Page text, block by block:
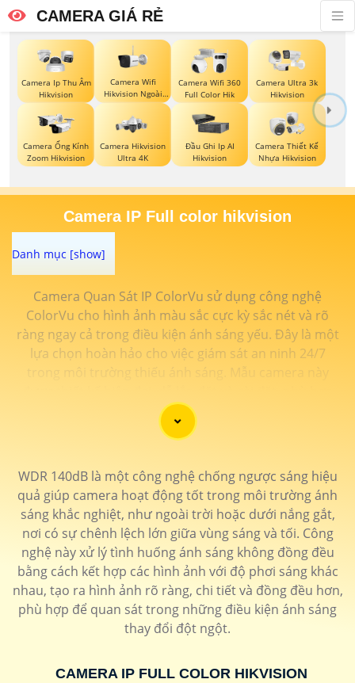
CAMERA GIÁ RẺ
Camera Ip Thu Âm
Hikvision
Camera Wifi
Hikvision Ngoài
Trời
Camera Wifi 360
Full Color Hik
Camera Ultra 3k
Hikvision
Camera Ống Kính
Zoom Hikvision
Camera Hikvision
Ultra 4K
Đầu Ghi Ip AI
Hikvision
Camera Thiết Kế
Nhựa Hikvision
Camera IP Full color hikvision
Camera Quan Sát IP ColorVu sử dụng công nghệ
ColorVu cho hình ảnh màu sắc cực kỳ sắc nét và rõ
ràng ngay cả trong điều kiện ánh sáng yếu. Đây là một
lựa chọn hoàn hảo cho việc giám sát an ninh 24/7
trong môi trường thiếu ánh sáng. Mẫu camera này
với nhiều không gian như văn phòng, cửa hàng, gia
đình, hay nhà kho. Camera Quan Sát IP ColorVu cung
internet, giúp bạn dễ dàng theo dõi mọi hoạt động mọi
lúc mọi nơi thông qua ứng dụng di động.
WDR 140dB là một công nghệ chống ngược sáng hiệu
quả giúp camera hoạt động tốt trong môi trường ánh
sáng khắc nghiệt, như ngoài trời hoặc dưới nắng gắt,
nơi có sự chênh lệch lớn giữa vùng sáng và tối. Công
nghệ này xử lý tình huống ánh sáng không đồng đều
bằng cách kết hợp các hình ảnh với độ phơi sáng khác
nhau, tạo ra hình ảnh rõ ràng, chi tiết và đồng đều hơn,
phù hợp để quan sát trong những điều kiện ánh sáng
thay đổi đột ngột.
CAMERA IP FULL COLOR HIKVISION